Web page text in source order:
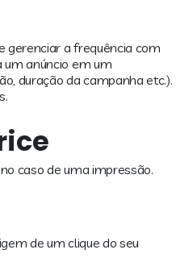
a frequência com
um anúncio em um
duração da campanha etc.).
caso de uma impressão.
de um clique do seu